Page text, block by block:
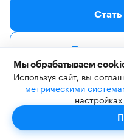
Мы обрабатываем
Используя сайт, вы
метрическими
По любым